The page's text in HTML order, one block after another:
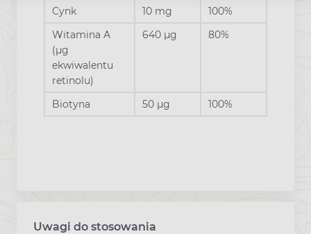
Cynk 10 mg
100%
Witamina A
(µg
ekwiwalentu
retinolu)
640 µg 80%
Biotyna 50 µg 100%
Uwagi do stosowania